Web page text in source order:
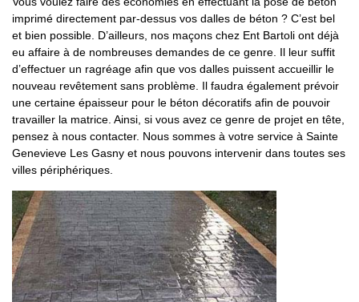
imprimé directement par-dessus vos dalles de béton ? C’est bel
et bien possible. D’ailleurs, nos maçons chez Ent Bartoli ont déjà
eu affaire à de nombreuses demandes de ce genre. Il leur suffit
d’effectuer un ragréage afin que vos dalles puissent accueillir le
nouveau revêtement sans problème. Il faudra également prévoir
une certaine épaisseur pour le béton décoratifs afin de pouvoir
travailler la matrice. Ainsi, si vous avez ce genre de projet en tête,
pensez à nous contacter. Nous sommes à votre service à Sainte
Genevieve Les Gasny et nous pouvons intervenir dans toutes ses
villes périphériques.